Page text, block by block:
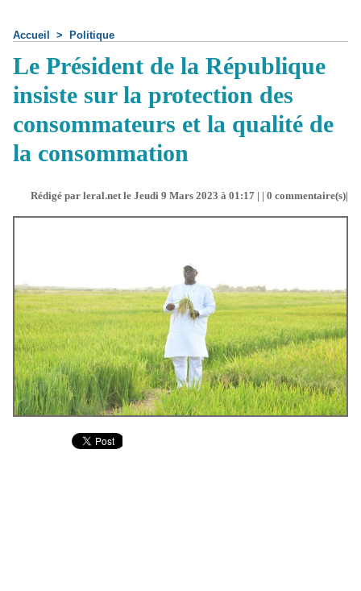
Accueil > Politique
Le Président de la République
insiste sur la protection des
consommateurs et la qualité de
la consommation
Rédigé par leral.net le Jeudi 9 Mars 2023 à 01:17 | | 0 commentaire(s)|